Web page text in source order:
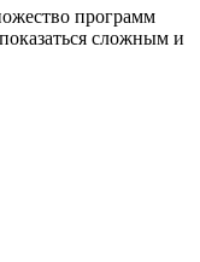
программ
сложным и